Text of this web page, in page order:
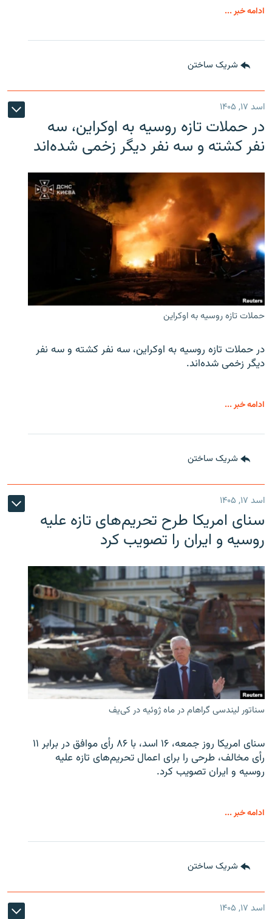
ادامه خبر ...
شریک ساختن
اسد ۱۷, ۱۴۰۵
در حملات تازه روسیه به اوکراین، سه
نفر کشته و سه نفر دیگر زخمی شده‌اند
حملات تازه روسیه به اوکراین
در حملات تازه روسیه به اوکراین، سه نفر کشته و سه نفر
دیگر زخمی شده‌اند.
ادامه خبر ...
شریک ساختن
اسد ۱۷, ۱۴۰۵
سنای امریکا طرح تحریم‌های تازه علیه
روسیه و ایران را تصویب کرد
سناتور لیندسی گراهام در ماه ژوئیه در کی‌یف
سنای امریکا روز جمعه، ۱۶ اسد، با ۸۶ رأی موافق در برابر ۱۱
رأی مخالف، طرحی را برای اعمال تحریم‌های تازه علیه
روسیه و ایران تصویب کرد.
ادامه خبر ...
شریک ساختن
اسد ۱۷, ۱۴۰۵